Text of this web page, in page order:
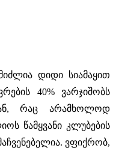
დიდი სიამაყით
40% ვარჯიშობს
რაც არამხოლოდ
წამყვანი კლუბების
ვფიქრობ,